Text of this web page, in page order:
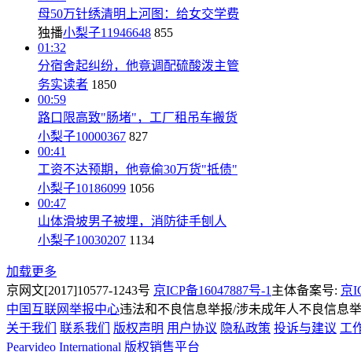
母50万针绣清明上河图：给女交学费
独播小梨子11946648 855
01:32
分宿舍起纠纷，他竟调配硫酸泼主管
务实读者 1850
00:59
路口限高致"肠堵"，工厂租吊车搬货
小梨子10000367 827
00:41
工资不达预期，他竟偷30万货"抵债"
小梨子10186099 1056
00:47
山体滑坡男子被埋，消防徒手刨人
小梨子10030207 1134
加载更多
京网文[2017]10577-1243号 京ICP备16047887号-1 主体备案号: 京
中国互联网举报中心违法和不良信息举报/涉未成年人不良信息
关于我们
联系我们 版权声明 用户协议 隐私政策 投诉与建议 工
Pearvideo International 版权销售平台